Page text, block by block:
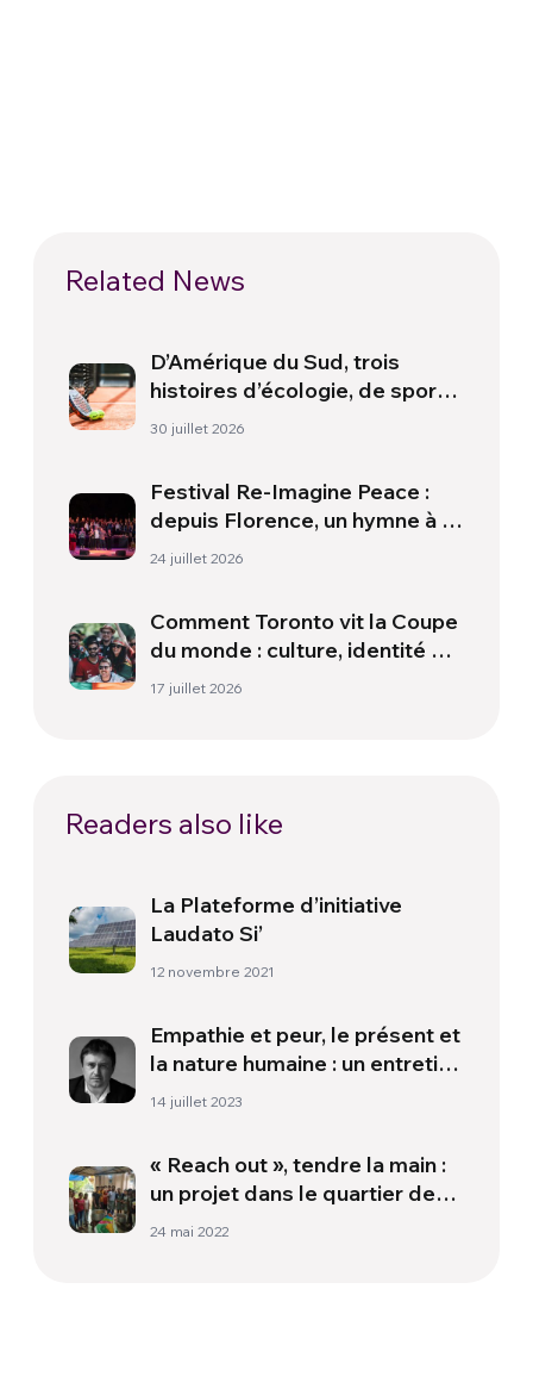
Related News
D’Amérique du Sud, trois
histoires d’écologie, de sport
et de santé
30 juillet 2026
Festival Re-Imagine Peace :
depuis Florence, un hymne à la
paix
24 juillet 2026
Comment Toronto vit la Coupe
du monde : culture, identité et
politique hors du terrain
17 juillet 2026
Readers also like
La Plateforme d’initiative
Laudato Si’
12 novembre 2021
Empathie et peur, le présent et
la nature humaine : un entretien
avec le réalisateur Cristian
14 juillet 2023
« Reach out », tendre la main :
un projet dans le quartier de
Goregaon (Mumbai)
24 mai 2022